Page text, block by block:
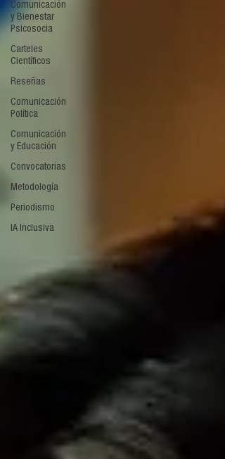
Comunicación
y Bienestar
Psicosocia
Carteles
Científicos
Reseñas
Comunicación
Política
Comunicación
y Educación
Convocatorias
Metodología
Periodismo
IA Inclusiva